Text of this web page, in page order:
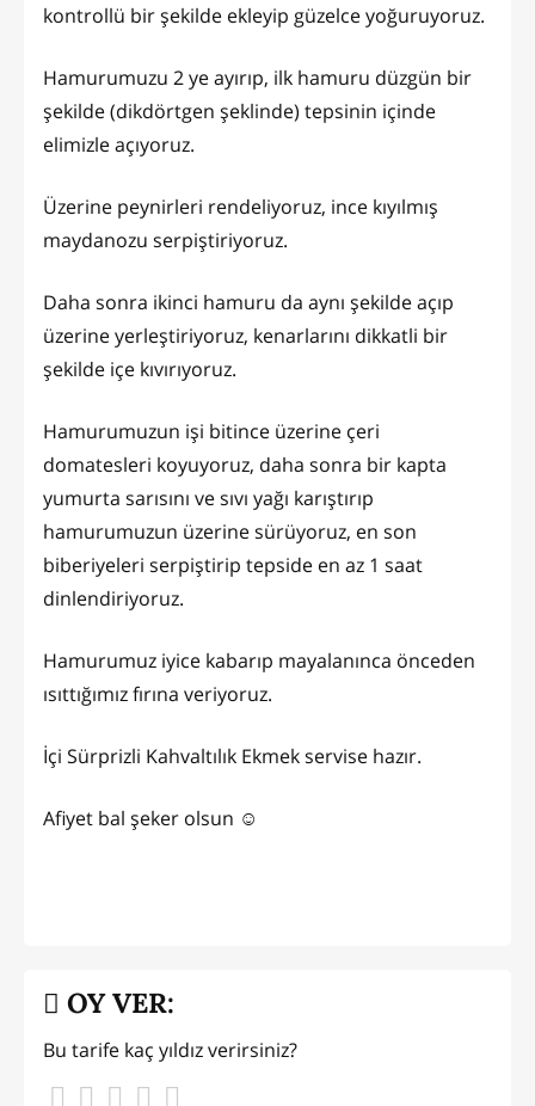
kontrollü bir şekilde ekleyip güzelce yoğuruyoruz.
Hamurumuzu 2 ye ayırıp, ilk hamuru düzgün bir
şekilde (dikdörtgen şeklinde) tepsinin içinde
elimizle açıyoruz.
Üzerine peynirleri rendeliyoruz, ince kıyılmış
maydanozu serpiştiriyoruz.
Daha sonra ikinci hamuru da aynı şekilde açıp
üzerine yerleştiriyoruz, kenarlarını dikkatli bir
şekilde içe kıvırıyoruz.
Hamurumuzun işi bitince üzerine çeri
domatesleri koyuyoruz, daha sonra bir kapta
yumurta sarısını ve sıvı yağı karıştırıp
hamurumuzun üzerine sürüyoruz, en son
biberiyeleri serpiştirip tepside en az 1 saat
dinlendiriyoruz.
Hamurumuz iyice kabarıp mayalanınca önceden
ısıttığımız fırına veriyoruz.
İçi Sürprizli Kahvaltılık Ekmek servise hazır.
Afiyet bal şeker olsun ☺️
OY VER:
Bu tarife kaç yıldız verirsiniz?